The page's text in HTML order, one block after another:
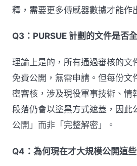
釋，需要更多傳感器數據才能作
Q3：PURSUE 計劃的文件是否
理論上是的，所有通過審核的
免費公開，無需申請。但每份文
密審核，涉及現役軍事技術、情
段落仍會以塗黑方式遮蓋，因此
公開」而非「完整解密」。
Q4：為何現在才大規模公開這